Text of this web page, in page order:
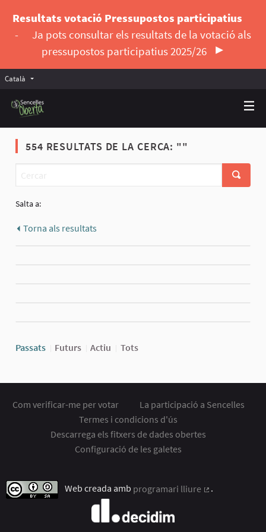
Resultats votació Pressupostos participatius
-
Ja pots consultar els resultats de la votació als
pressupostos participatius 2025/26
Català Triar la llengua
554 RESULTATS DE LA CERCA: ""
Salta a:
Torna als resultats
Passats Futurs Actiu Tots
Com verificar-me per votar
La participació a Sencelles
Termes i condicions d'ús
Descarrega els fitxers de dades obertes
Configuració de les galetes
Web creada amb programari lliure
.